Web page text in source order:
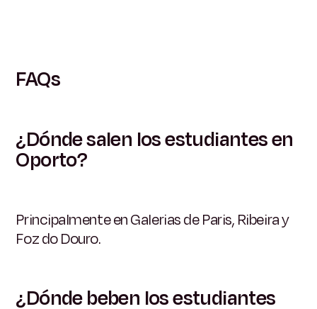
FAQs
¿Dónde salen los estudiantes en
Oporto?
Principalmente en Galerias de Paris, Ribeira y
Foz do Douro.
¿Dónde beben los estudiantes